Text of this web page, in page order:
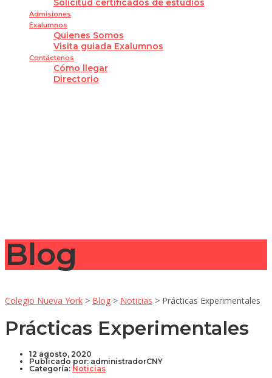
Solicitud certificados de estudios
Admisiones
Exalumnos
Quienes Somos
Visita guiada Exalumnos
Contáctenos
Cómo llegar
Directorio
Blog
Colegio Nueva York > Blog > Noticias > Prácticas Experimentales
Prácticas Experimentales
12 agosto, 2020
Publicado por: administradorCNY
Categoría: Noticias